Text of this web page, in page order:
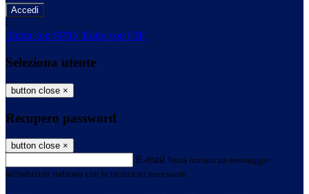
-
Entra con SPID Entra con CIE
Seleziona utente
button close ×
Recupero password
button close ×
E-mail Verrà inviato un messaggio
all'indirizzo indicato con le istruzioni necessarie.